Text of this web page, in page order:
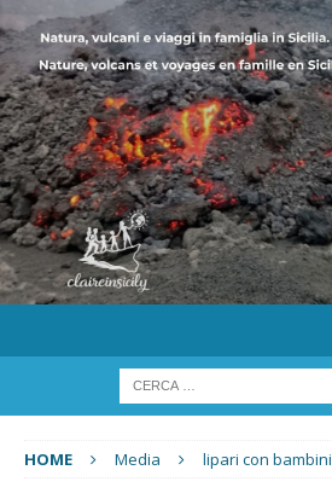
HOME Media lipari con bambini